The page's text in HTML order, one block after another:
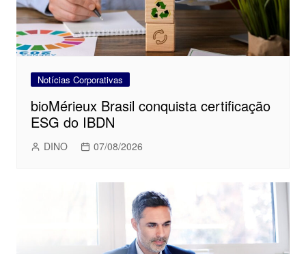
Notícias Corporativas
bioMérieux Brasil conquista certificação
ESG do IBDN
DINO 07/08/2026